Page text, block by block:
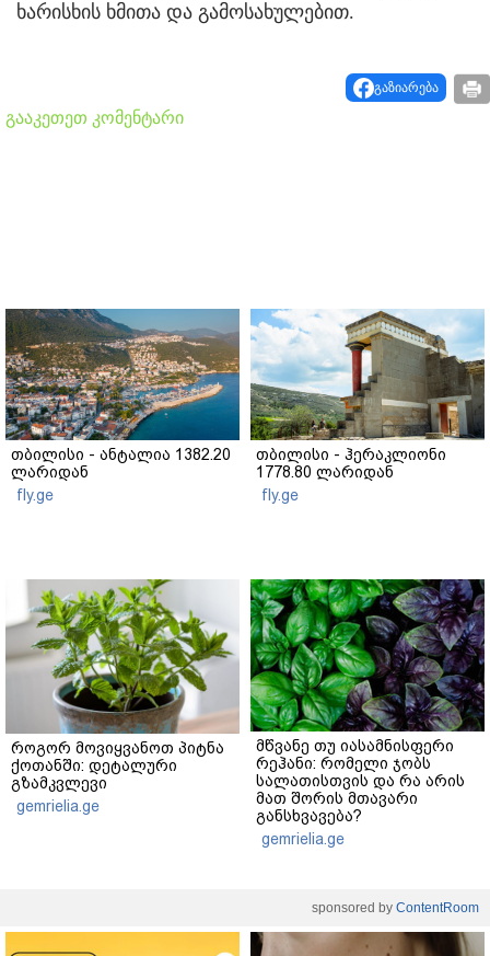
ხარისხის ხმითა და გამოსახულებით.
გაზიარება
გააკეთეთ კომენტარი
თბილისი - ანტალია 1382.20
ლარიდან
fly.ge
თბილისი - ჰერაკლიონი
1778.80 ლარიდან
fly.ge
როგორ მოვიყვანოთ პიტნა
ქოთანში: დეტალური
გზამკვლევი
gemrielia.ge
მწვანე თუ იასამნისფერი
რეჰანი: რომელი ჯობს
სალათისთვის და რა არის
მათ შორის მთავარი
განსხვავება?
gemrielia.ge
sponsored by ContentRoom